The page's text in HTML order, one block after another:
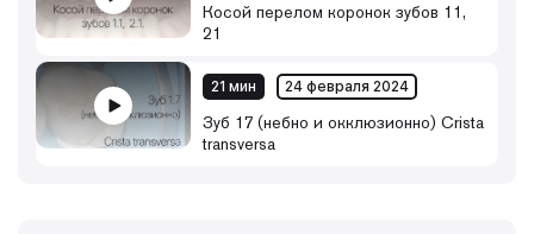
Косой перелом коронок зубов 11,
21
21 мин 24 февраля 2024
Зуб 17 (небно и окклюзионно) Crista
transversa